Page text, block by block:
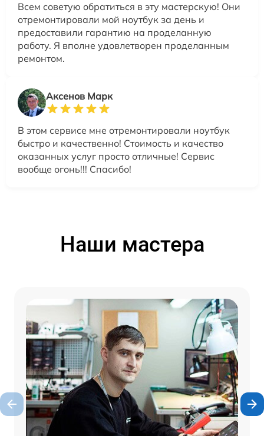
Всем советую обратиться в эту мастерскую! Они
отремонтировали мой ноутбук за день и
предоставили гарантию на проделанную
работу. Я вполне удовлетворен проделанным
ремонтом.
Аксенов Марк
В этом сервисе мне отремонтировали ноутбук
быстро и качественно! Стоимость и качество
оказанных услуг просто отличные! Сервис
вообще огонь!!! Спасибо!
Наши мастера